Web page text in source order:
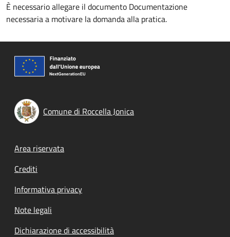
È necessario allegare il documento Documentazione
necessaria a motivare la domanda alla pratica.
Comune di Roccella Jonica
Footer menu
Area riservata
Crediti
Informativa privacy
Note legali
Dichiarazione di accessibilità